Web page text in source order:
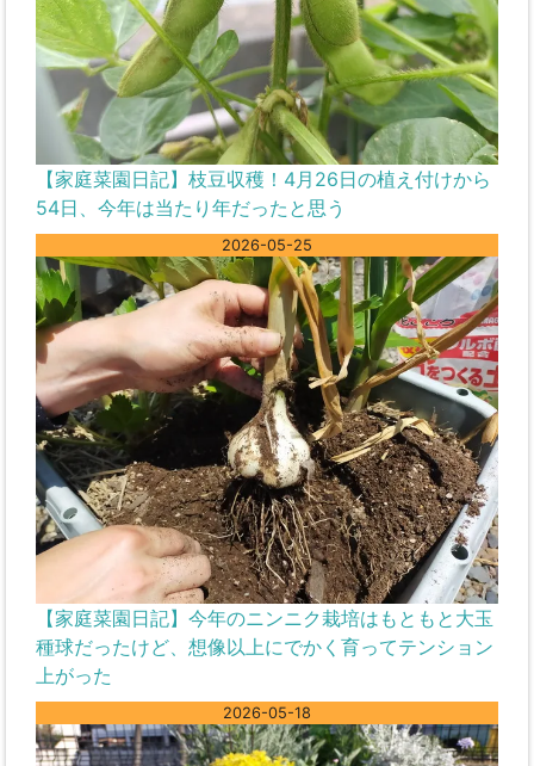
【家庭菜園日記】枝豆収穫！4月26日の植え付けから
54日、今年は当たり年だったと思う
2026-05-25
【家庭菜園日記】今年のニンニク栽培はもともと大玉
種球だったけど、想像以上にでかく育ってテンション
上がった
2026-05-18